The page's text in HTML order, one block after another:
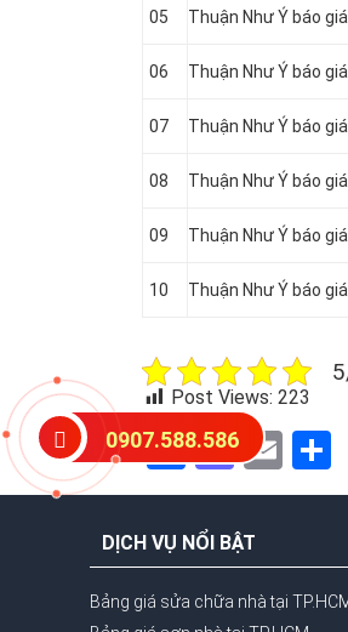
05 Thuận Như Ý báo
06 Thuận Như Ý báo
07 Thuận Như Ý báo
08 Thuận Như Ý báo
09 Thuận Như Ý báo
10 Thuận Như Ý báo
Post Views: 223
Facebook
DỊCH VỤ NỔI BẬT
Bảng giá sửa chữa nhà tại
0907.588.586